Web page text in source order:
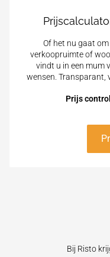
Of het nu gaat
verkoopruimte of
vindt u in een mum
wensen. Transparant,
Prijs
Bij Risto